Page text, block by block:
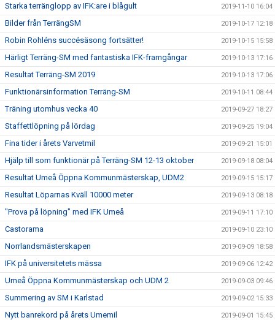
Starka terränglopp av IFK:are i blågult 2019-11-10 16:04
Bilder från TerrängSM 2019-10-17 12:18
Robin Rohléns succésäsong fortsätter! 2019-10-15 15:58
Härligt Terräng-SM med fantastiska IFK-framgångar 2019-10-13 17:16
Resultat Terräng-SM 2019 2019-10-13 17:06
Funktionärsinformation Terräng-SM 2019-10-11 08:44
Träning utomhus vecka 40 2019-09-27 18:27
Staffettlöpning på lördag 2019-09-25 19:04
Fina tider i årets Varvetmil 2019-09-21 15:01
Hjälp till som funktionär på Terräng-SM 12-13 oktober 2019-09-18 08:04
Resultat Umeå Öppna Kommunmästerskap, UDM2 2019-09-15 15:17
Resultat Löparnas Kväll 10000 meter 2019-09-13 08:18
"Prova på löpning" med IFK Umeå 2019-09-11 17:10
Castorama 2019-09-10 23:10
Norrlandsmästerskapen 2019-09-09 18:58
IFK på universitetets mässa 2019-09-06 12:42
Umeå Öppna Kommunmästerskap och UDM 2 2019-09-03 09:46
Summering av SM i Karlstad 2019-09-02 15:33
Nytt banrekord på årets Umemil 2019-09-01 15:45